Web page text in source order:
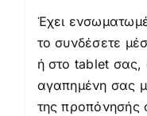
Έχει
το συνδέσετε
ή στο tablet σας,
αγαπημένη σας
της προπόνησής